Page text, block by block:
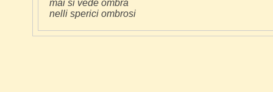
mai si vede ombra
nelli sperici ombrosi